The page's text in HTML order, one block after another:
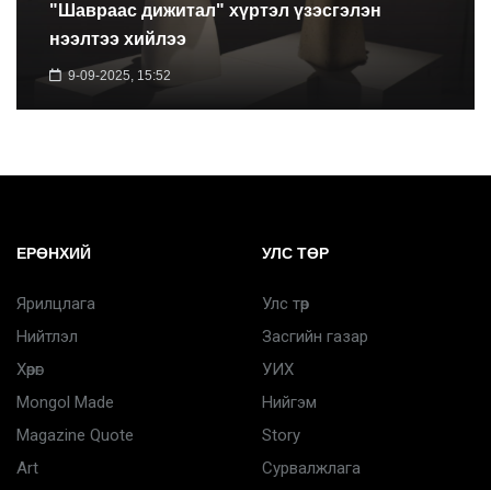
"Шавраас дижитал" хүртэл үзэсгэлэн
нээлтээ хийлээ
9-09-2025, 15:52
ЕРӨНХИЙ
Ярилцлага
Нийтлэл
Хөрөг
Mongol Made
Magazine Quote
Art
УЛС ТӨР
Улс төр
Засгийн газар
УИХ
Нийгэм
Story
Сурвалжлага